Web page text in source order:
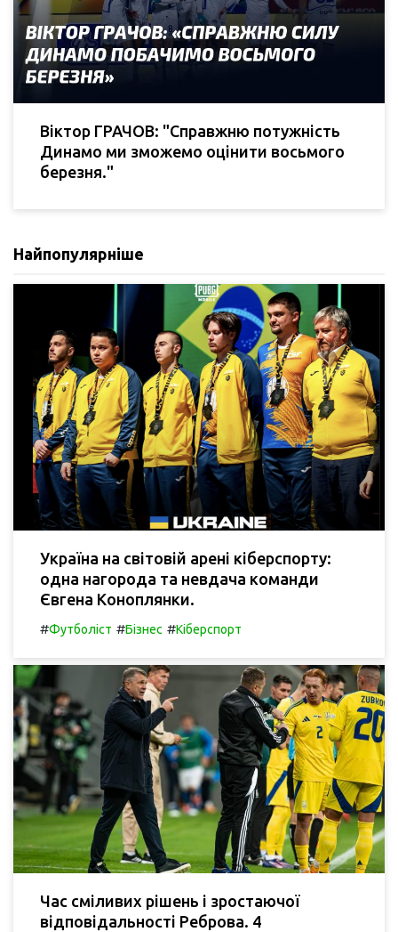
Віктор ГРАЧОВ: "Справжню потужність
Динамо ми зможемо оцінити восьмого
березня."
Найпопулярніше
Україна на світовій арені кіберспорту:
одна нагорода та невдача команди
Євгена Коноплянки.
#Футболіст #Бізнес #Кіберспорт
Час сміливих рішень і зростаючої
відповідальності Реброва. 4